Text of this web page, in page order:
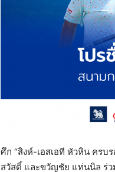
ประเทศไทย
ศึก “สิงห์-เอสเอที หัวหิน ครบ
สวัสดิ์ และขวัญชัย แท่นนิล ร่